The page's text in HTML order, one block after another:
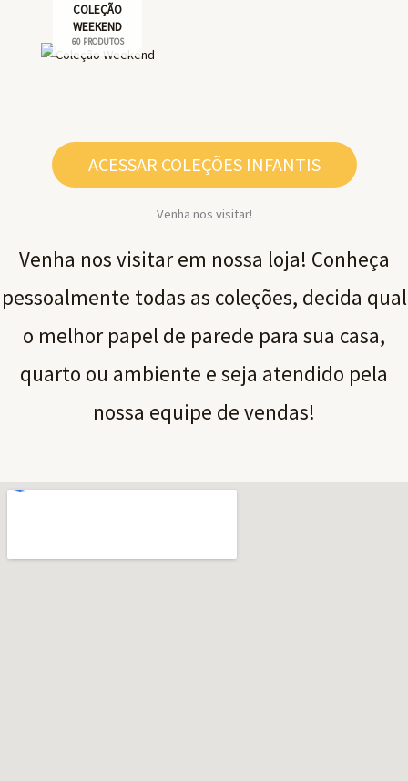
COLEÇÃO
WEEKEND
60 PRODUTOS
ACESSAR COLEÇÕES INFANTIS
Venha nos visitar!
Venha nos visitar em nossa loja! Conheça
pessoalmente todas as coleções, decida qual
o melhor papel de parede para sua casa,
quarto ou ambiente e seja atendido pela
nossa equipe de vendas!